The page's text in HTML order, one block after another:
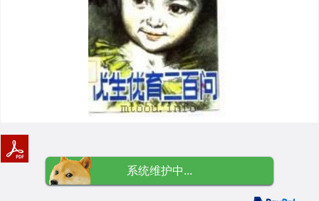
系统维护中...